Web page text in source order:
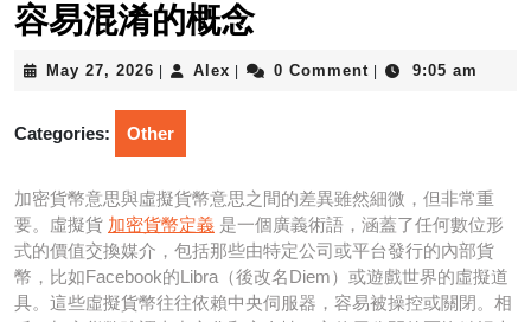
容易混淆的概念
May 27, 2026 May
2026
Alex Alex 0 Comment 9:05 am
Categories: Other
加密貨幣意思與虛擬貨幣意思之間的差異雖然細微，但非常重
要。虛擬貨 加密貨幣定義 是一個廣義術語，涵蓋了任何數位形
式的價值交換媒介，包括那些由特定公司或平台發行的內部貨
幣，比如Facebook的Libra（後改名Diem）或遊戲世界的虛擬道
具。這些虛擬貨幣往往依賴中央伺服器，容易被操控或關閉。相